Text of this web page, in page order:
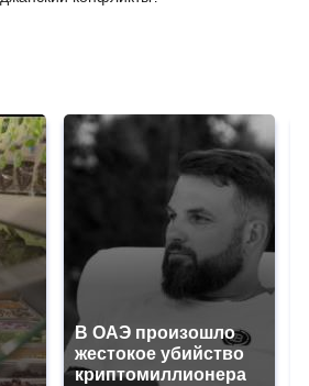
В ОАЭ произошло
жестокое убийство
криптомиллионера